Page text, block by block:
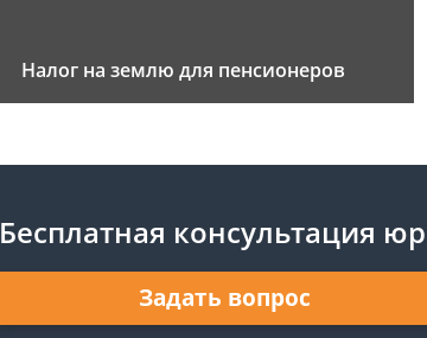
Налог на землю для пенсионеров
Бесплатная консультация
Задать вопрос